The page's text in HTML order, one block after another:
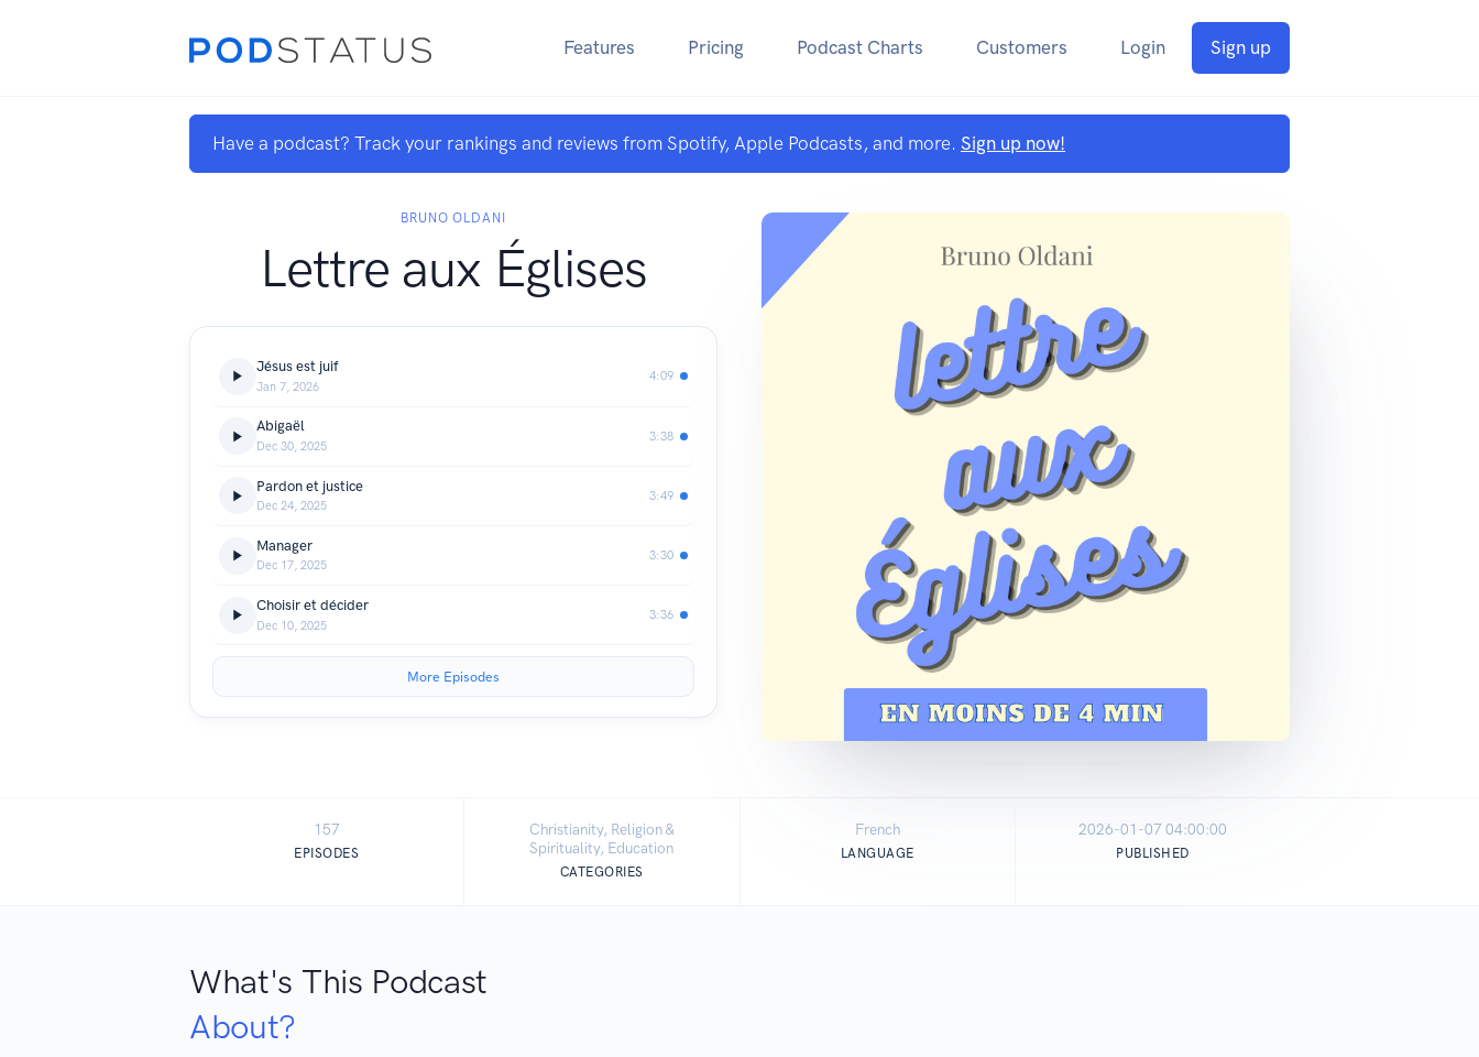
Features Pricing Podcast Charts Customers Login Sign up
Have a podcast? Track your rankings and reviews from Spotify, Apple Podcasts, and more. Sign up now!
BRUNO OLDANI
Lettre aux Églises
Jésus est juif
Jan 7, 2026
4:09
Abigaël
Dec 30, 2025
3:38
Pardon et justice
Dec 24, 2025
3:49
Manager
Dec 17, 2025
3:30
Choisir et décider
Dec 10, 2025
3:36
More Episodes
157
EPISODES
Christianity, Religion &
Spirituality, Education
CATEGORIES
French
LANGUAGE
2026-01-07 04:00:00
PUBLISHED
What's This Podcast
About?